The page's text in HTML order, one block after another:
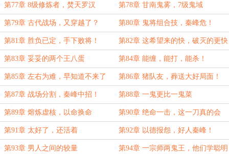
有！
第77章 8级修炼者，焚天罗汉 第78章 甘南鬼雾，7级鬼域
第79章 古代战场，又穿越了？ 第80章 鬼将组合技，秦峰危！
第81章 胜负已定，手下败将！ 第82章 这希望来的快，破灭的更快
第83章 妥妥的两个王八蛋 第84章 能缠，能打，能杀！
第85章 左右为难，早知道不来了 第86章 猪队友，葬送大好局面！
第87章 战场分割，秦峰中招！ 第88章 一鬼更比一鬼菜
第89章 熔炼虚核，以命换命 第90章 绝命一击，这一刀真的会
死！
第91章 太好了，还活着 第92章 以德报怨，好人秦峰！
第93章 男人之间的较量 第94章 一宗师两鬼王，他们学聪明